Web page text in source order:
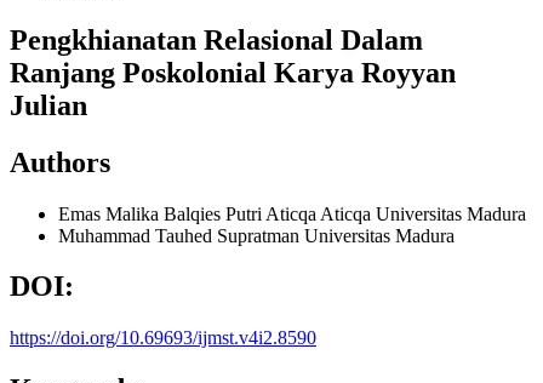
Pengkhianatan Relasional Dalam
Ranjang Poskolonial Karya Royyan
Julian
Authors
Emas Malika Balqies Putri Aticqa Aticqa Universitas Madura
Muhammad Tauhed Supratman Universitas Madura
DOI:
https://doi.org/10.69693/ijmst.v4i2.8590